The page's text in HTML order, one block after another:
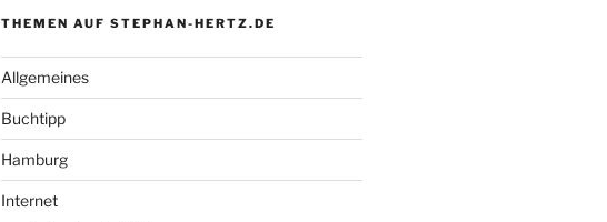
THEMEN AUF STEPHAN-HERTZ.DE
Allgemeines
Buchtipp
Hamburg
Internet